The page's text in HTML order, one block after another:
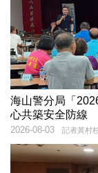
海山警分局「
心共築安全防線
記者黃村
2026-08-03